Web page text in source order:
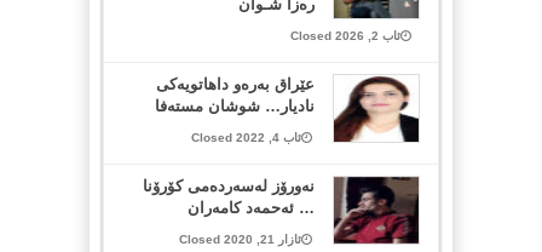
رەزا شـوان
ئاب 2, 2026 Closed
عێراق به‌ره‌و داھاتویەکی
نادیار… شوشان مستەفا
ئاب 4, 2022 Closed
نه‌ورۆز له‌سه‌رده‌می كۆرۆنا
… ئه‌حمه‌د كامه‌ران
ئازار 21, 2020 Closed